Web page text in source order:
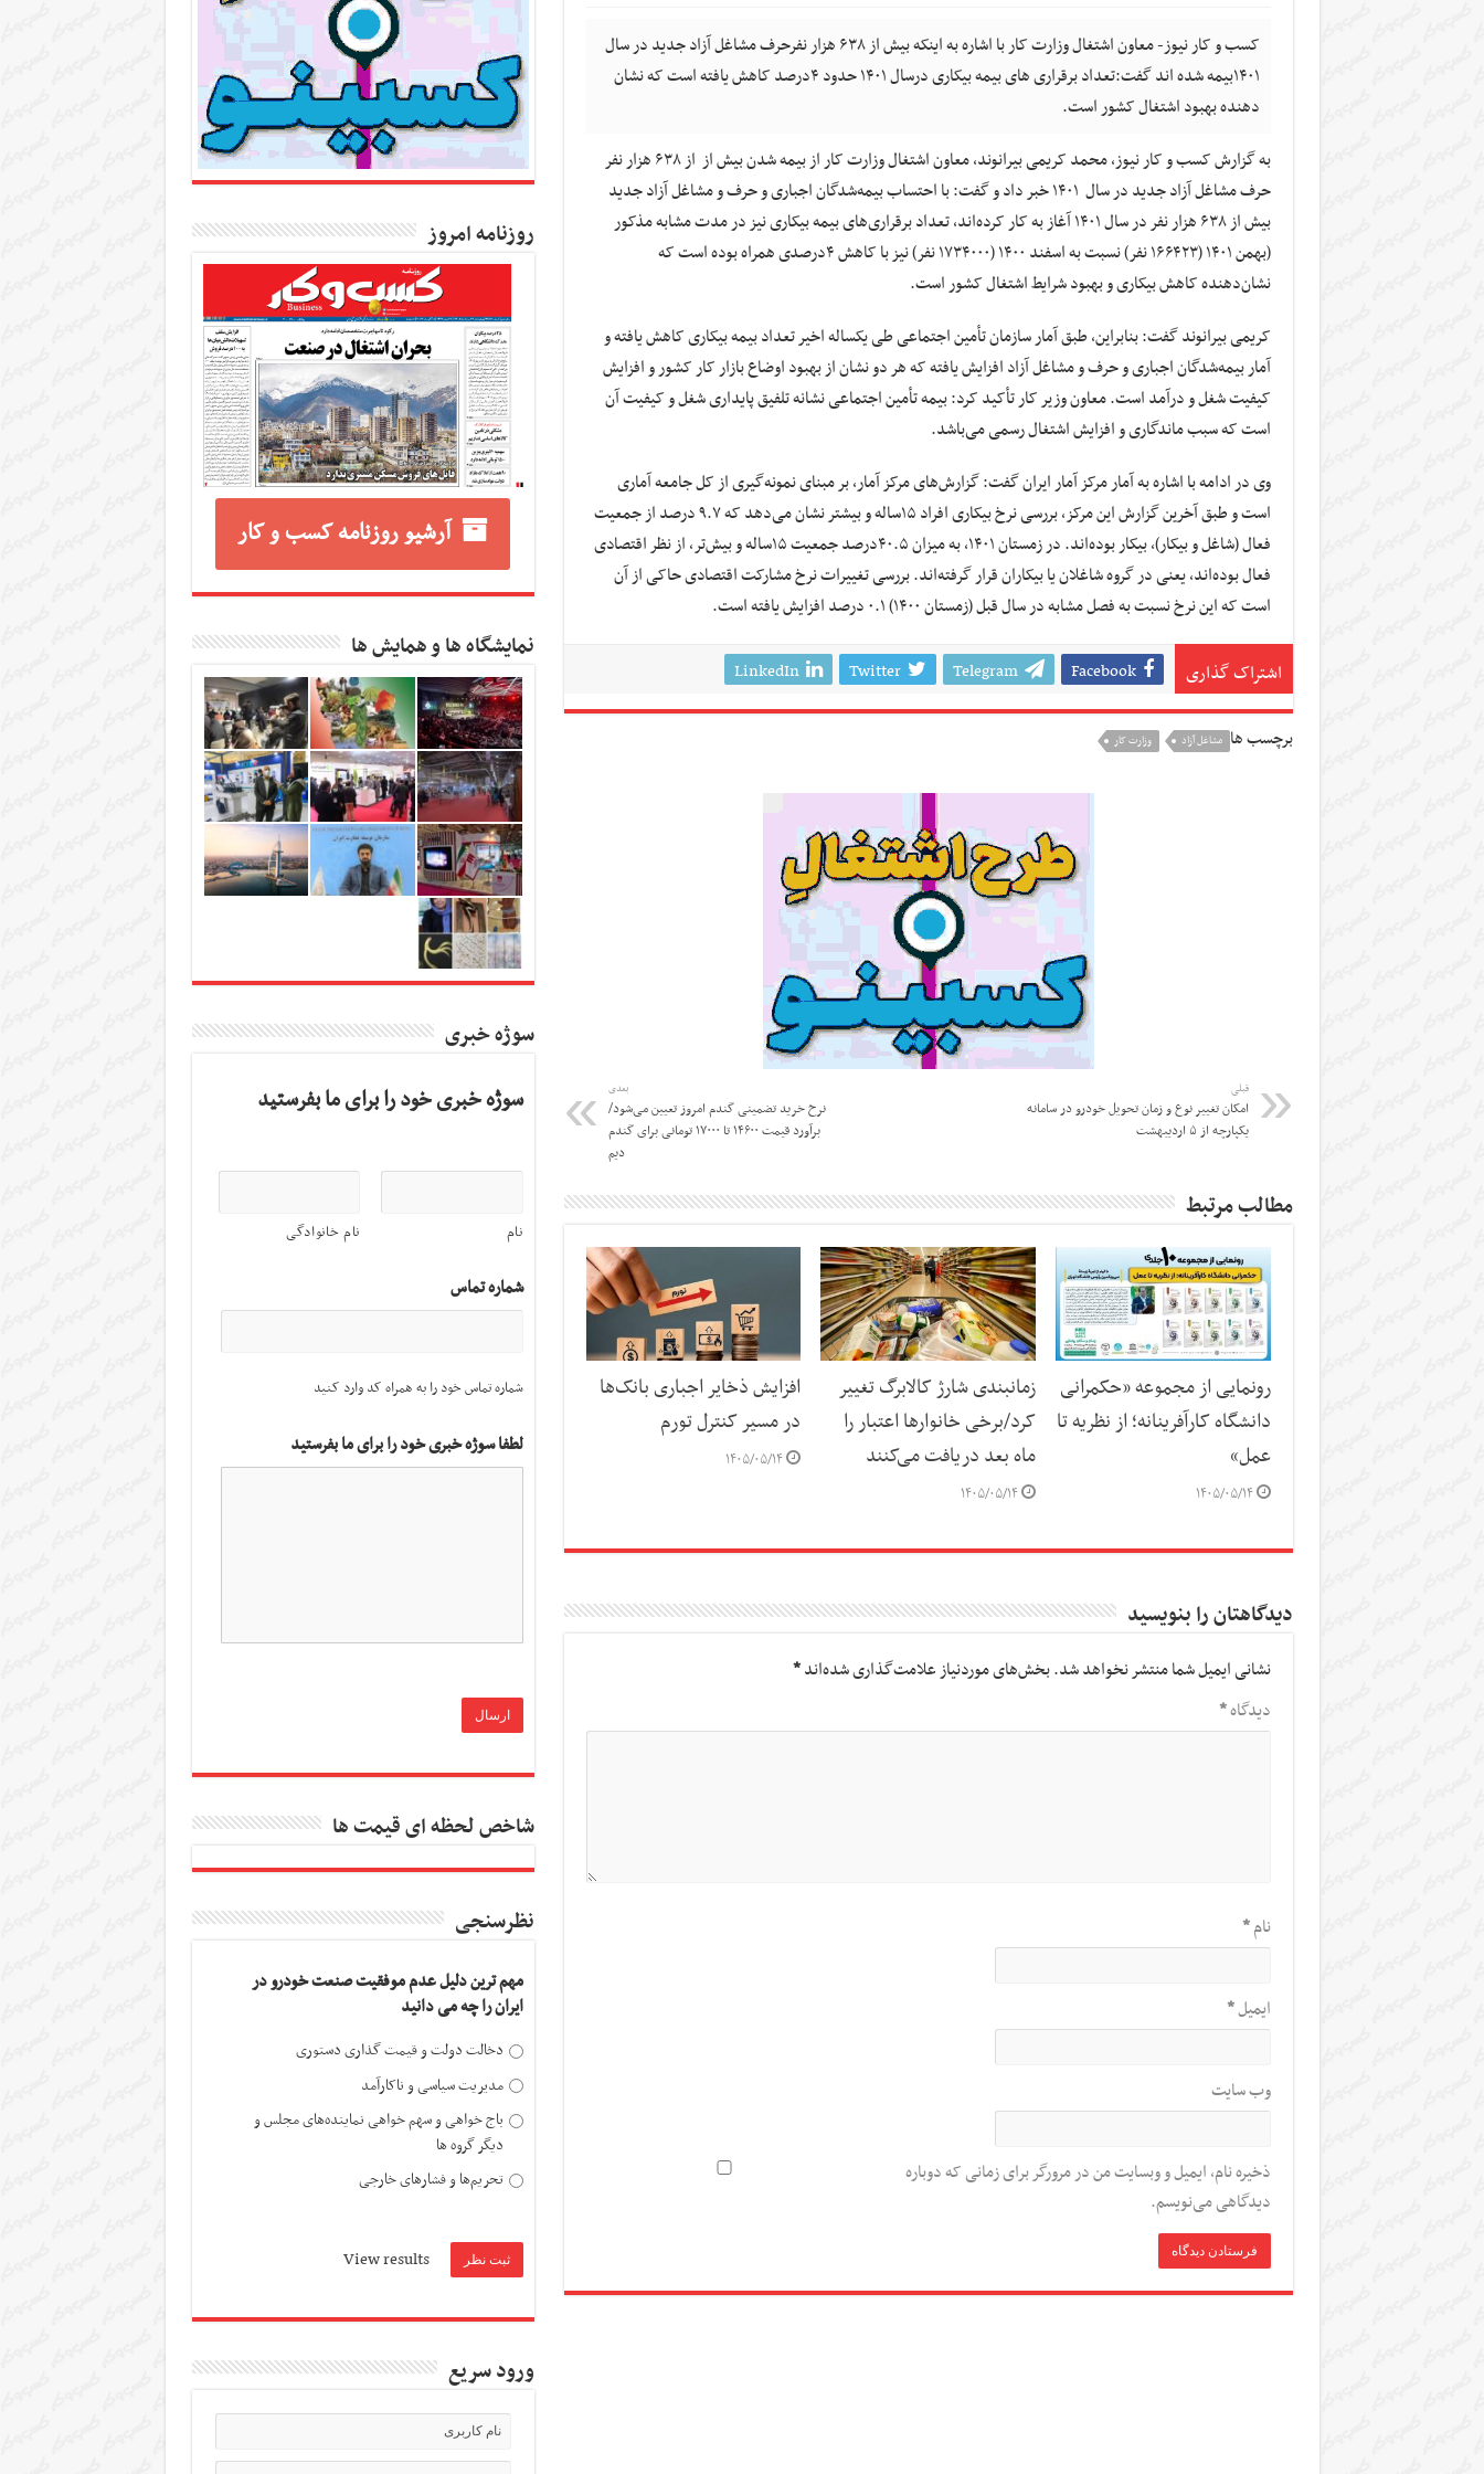
کسب و کار نیوز- معاون اشتغال وزارت کار با اشاره به اینکه بیش از ۶۳۸ هزار نفرحرف مشاغل آزاد جدید در سال
۱۴۰۱بیمه شده اند گفت:تعداد برقراری های بیمه بیکاری درسال ۱۴۰۱ حدود ۴درصد کاهش یافته است که نشان
دهنده بهبود اشتغال کشور است.
به گزارش کسب و کار نیوز، محمد کریمی بیرانوند، معاون اشتغال وزارت کار از بیمه شدن بیش از از ۶۳۸ هزار نفر
حرف مشاغل آزاد جدید در سال ۱۴۰۱ خبر داد و گفت: با احتساب بیمه‌شدگان اجباری و حرف و مشاغل آزاد جدید
بیش از ۶۳۸ هزار نفر در سال ۱۴۰۱ آغاز به کار کرده‌‌اند، تعداد برقراری‌های بیمه بیکاری نیز در مدت مشابه مذکور
(بهمن ۱۴۰۱ (۱۶۶۴۲۳ نفر) نسبت به اسفند ۱۴۰۰ (۱۷۳۴۰۰۰ نفر) نیز با کاهش ۴درصدی همراه بوده است که
نشان‌دهنده کاهش بیکاری و بهبود شرایط اشتغال کشور است.
کریمی بیرانوند گفت: بنابراین، طبق آمار سازمان تأمین اجتماعی طی یکساله اخیر تعداد بیمه بیکاری کاهش یافته و
آمار بیمه‌شدگان اجباری و حرف و مشاغل آزاد افزایش یافته که هر دو نشان از بهبود اوضاع بازار کار کشور و افزایش
کیفیت شغل و درآمد است. معاون وزیر کار تأکید کرد: بیمه تأمین اجتماعی نشانه تلفیق پایداری شغل و کیفیت آن
است که سبب ماندگاری و افزایش اشتغال رسمی می‌باشد.
وی در ادامه با اشاره به آمار مرکز آمار ایران گفت: گزارش‌های مرکز آمار، بر مبنای نمونه‌گیری از کل جامعه آماری
است و طبق آخرین گزارش این مرکز، بررسی نرخ بیکاری افراد ۱۵ساله و بیشتر نشان می‌دهد که ۹.۷ درصد از جمعیت
فعال (شاغل و بیکار)، بیکار بوده‌اند. در زمستان ۱۴۰۱، به میزان ۴۰.۵درصد جمعیت ۱۵ساله و بیش‌تر، از نظر اقتصادی
فعال بوده‌اند، یعنی در گروه شاغلان یا بیکاران قرار گرفته‌اند. بررسی تغییرات نرخ مشارکت اقتصادی حاکی از آن
است که این نرخ نسبت به فصل مشابه در سال قبل (زمستان ۱۴۰۰) ۰.۱ درصد افزایش یافته است.
اشتراک گذاری Facebook
Telegram
Twitter
LinkedIn
برچسب ها مشاغل آزاد وزارت کار
قبلی
امکان تغییر نوع و زمان تحویل خودرو در سامانه
یکپارچه از ۵ اردیبهشت
بعدی
نرخ خرید تضمینی گندم امروز تعیین می‌شود/
برآورد قیمت ۱۴۶۰۰ تا ۱۷۰۰۰ تومانی برای گندم
دیم
مطالب مرتبط
رونمایی از مجموعه «حکمرانی
دانشگاه کارآفرینانه؛ از نظریه تا
عمل»
۱۴۰۵/۰۵/۱۴
زمانبندی شارژ کالابرگ تغییر
کرد/برخی خانوارها اعتبار را
ماه بعد دریافت می‌کنند
۱۴۰۵/۰۵/۱۴
افزایش ذخایر اجباری بانک‌ها
در مسیر کنترل تورم
۱۴۰۵/۰۵/۱۴
دیدگاهتان را بنویسید
نشانی ایمیل شما منتشر نخواهد شد.بخش‌های موردنیاز علامت‌گذاری شده‌اند*
دیدگاه*
نام*
ایمیل*
وب‌ سایت
ذخیره نام، ایمیل و وبسایت من در مرورگر برای زمانی که دوباره
دیدگاهی می‌نویسم.
روزنامه امروز
آرشیو روزنامه کسب و کار
نمایشگاه ها و همایش ها
سوژه خبری
سوژه خبری خود را برای ما بفرستید
نام نام خانوادگی
شماره تماس
شماره تماس خود را به همراه کد وارد کنید
لطفا سوژه خبری خود را برای ما بفرستید
شاخص لحظه ای قیمت ها
نظرسنجی
مهم ترین دلیل عدم موفقیت صنعت خودرو در
ایران را چه می دانید
دخالت دولت و قیمت گذاری دستوری
مدیریت سیاسی و ناکارآمد
باج خواهی و سهم خواهی نماینده‌های مجلس و
دیگر گروه ها
تحریم‌ها و فشارهای خارجی
View results
ورود سریع